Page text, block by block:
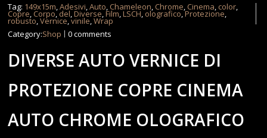
Tag: 149x15m,Adesivi,Auto, Chameleon, Chrome, Cinema, color,
Copre, Corpo, del,Diverse,Film,LSCH, olografico,Protezione,
robusto,Vernice,vinile,Wrap
Category:Shop 0 comments
DIVERSE AUTO VERNICE DI
PROTEZIONE COPRE CINEMA
AUTO CHROME OLOGRAFICO